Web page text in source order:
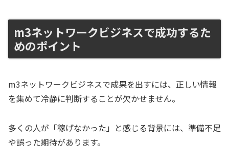
m3ネットワークビジネスで成功するた
めのポイント
m3ネットワークビジネスで成果を出すには、正しい情報
を集めて冷静に判断することが欠かせません。
多くの人が「稼げなかった」と感じる背景には、準備不足
や誤った期待があります。